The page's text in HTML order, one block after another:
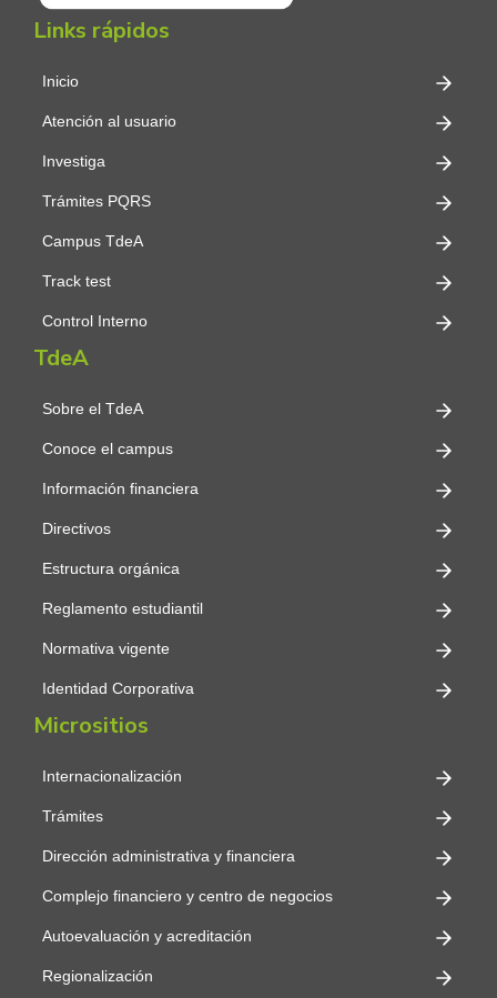
Links rápidos
Inicio
Atención al usuario
Investiga
Trámites PQRS
Campus TdeA
Track test
Control Interno
TdeA
Sobre el TdeA
Conoce el campus
Información financiera
Directivos
Estructura orgánica
Reglamento estudiantil
Normativa vigente
Identidad Corporativa
Micrositios
Internacionalización
Trámites
Dirección administrativa y financiera
Complejo financiero y centro de negocios
Autoevaluación y acreditación
Regionalización